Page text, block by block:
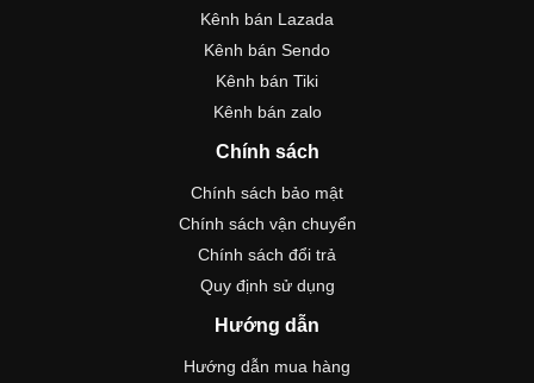
Kênh bán Lazada
Kênh bán Sendo
Kênh bán Tiki
Kênh bán zalo
Chính sách
Chính sách bảo mật
Chính sách vận chuyển
Chính sách đổi trả
Quy định sử dụng
Hướng dẫn
Hướng dẫn mua hàng